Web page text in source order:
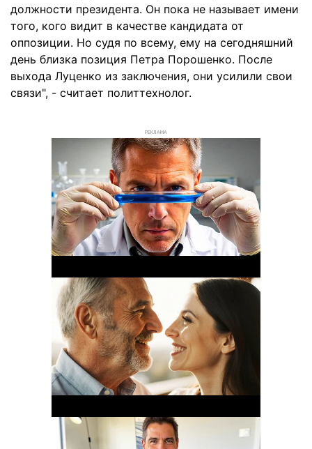
должности президента. Он пока не называет имени
того, кого видит в качестве кандидата от
оппозиции. Но судя по всему, ему на сегодняшний
день близка позиция Петра Порошенко. После
выхода Луценко из заключения, они усилили свои
связи", - считает политтехнолог.
РЕКЛАМА